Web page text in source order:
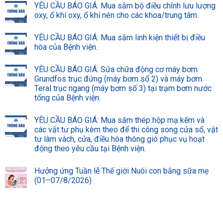
YÊU CẦU BÁO GIÁ: Mua sắm bộ điều chỉnh lưu lượng
oxy, ổ khí oxy, ổ khí nén cho các khoa/trung tâm.
YÊU CẦU BÁO GIÁ: Mua sắm linh kiện thiết bị điều
hòa của Bệnh viện.
YÊU CẦU BÁO GIÁ: Sửa chữa động cơ máy bơm
Grundfos trục đứng (máy bơm số 2) và máy bơm
Teral trục ngang (máy bơm số 3) tại trạm bơm nước
tổng của Bệnh viện.
YÊU CẦU BÁO GIÁ: Mua sắm thép hộp mạ kẽm và
các vật tư phụ kèm theo để thi công song cửa sổ, vật
tư làm vách, cửa, điều hòa thông gió phục vụ hoạt
động theo yêu cầu tại Bệnh viện.
Hưởng ứng Tuần lễ Thế giới Nuôi con bằng sữa mẹ
(01–07/8/2026)